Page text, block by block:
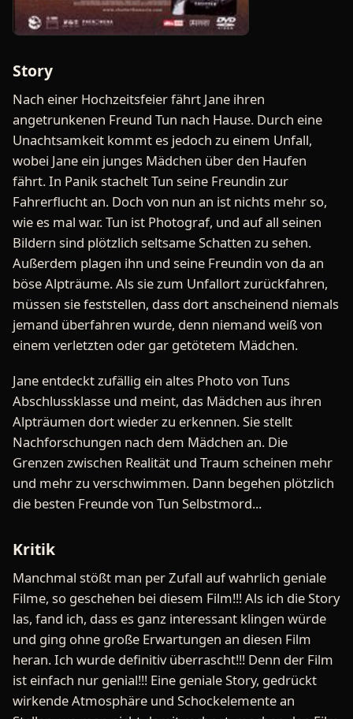
Story
Nach einer Hochzeitsfeier fährt Jane ihren
angetrunkenen Freund Tun nach Hause. Durch eine
Unachtsamkeit kommt es jedoch zu einem Unfall,
wobei Jane ein junges Mädchen über den Haufen
fährt. In Panik stachelt Tun seine Freundin zur
Fahrerflucht an. Doch von nun an ist nichts mehr so,
wie es mal war. Tun ist Photograf, und auf all seinen
Bildern sind plötzlich seltsame Schatten zu sehen.
Außerdem plagen ihn und seine Freundin von da an
böse Alpträume. Als sie zum Unfallort zurückfahren,
müssen sie feststellen, dass dort anscheinend niemals
jemand überfahren wurde, denn niemand weiß von
einem verletzten oder gar getötetem Mädchen.
Jane entdeckt zufällig ein altes Photo von Tuns
Abschlussklasse und meint, das Mädchen aus ihren
Alpträumen dort wieder zu erkennen. Sie stellt
Nachforschungen nach dem Mädchen an. Die
Grenzen zwischen Realität und Traum scheinen mehr
und mehr zu verschwimmen. Dann begehen plötzlich
die besten Freunde von Tun Selbstmord...
Kritik
Manchmal stößt man per Zufall auf wahrlich geniale
Filme, so geschehen bei diesem Film!!! Als ich die Story
las, fand ich, dass es ganz interessant klingen würde
und ging ohne große Erwartungen an diesen Film
heran. Ich wurde definitiv überrascht!!! Denn der Film
ist einfach nur genial!!! Eine geniale Story, gedrückt
wirkende Atmosphäre und Schockelemente an